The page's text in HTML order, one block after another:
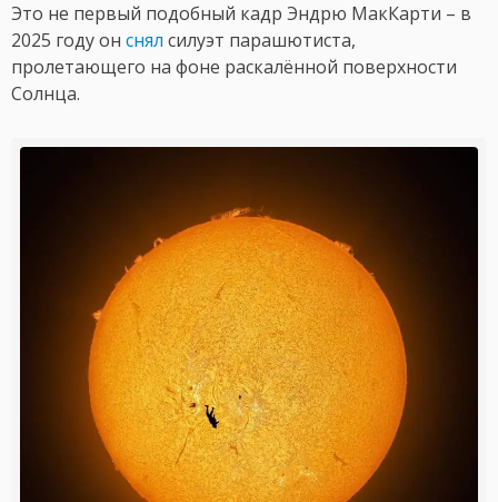
Это не первый подобный кадр Эндрю МакКарти – в
2025 году он снял силуэт парашютиста,
пролетающего на фоне раскалённой поверхности
Солнца.